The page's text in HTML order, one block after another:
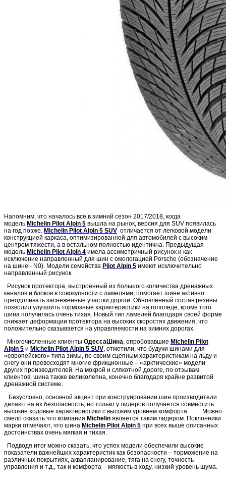
Напомним, что началось все в зимний сезон 2017/2018, когда
модель Michelin Pilot Alpin 5 вышла на рынок, версия для SUV появилась
на год позже. Michelin Pilot Alpin 5 SUV отличается от легковой модели
конструкцией каркаса, оптимизированной для автомобилей с высоким
центром тяжести, а в остальном полностью идентична. Предыдущая
модель Michelin Pilot Alpin 4 имела ассиметричный рисунок и как
исключение направленный для шин с омологацией Porsche (обозначение
на шине - N0). Модели семейства Pilot Alpin 5 имеют исключительно
направленный рисунок.
Рисунок протектора, выстроенный из большого количества дренажных
каналов и блоков в совокупности с ламелями, помогает шине активно
преодолевать заснеженные участки дороги. Обновленный состав резины
позволил улучшить тормозные характеристики на гололеде, кроме того
шина получилась очень тихая. Новый тип ламелей благодаря своей форме
снижает деформации протектора на высоких скоростях движения, что
положительно сказывается на управляемости на зимних дорогах.
Многочисленные клиенты ОдессаШина, опробовавшие Michelin Pilot
Alpin 5 и Michelin Pilot Alpin 5 SUV, отметили, что будучи шинами для
«европейского» типа зимы, по своим сцепным характеристикам на льду и
снегу они превосходят многие фрикционные – «арктические» модели
других производителей. На мокрой и слякотной дороге, по отзывам
клиентов, шина также великолепна, конечно благодаря крайне развитой
дренажной системе.
Безусловно, основной акцент при конструировании шин производители
делают на их безопасность, но только у лидеров получается совместить
высокие ходовые характеристики с высоким уровнем комфорта. Можно
смело сказать что компания Michelin является таким лидером. Поклонники
марки отмечают, что шина Michelin Pilot Alpin 5 при всех выше описанных
достоинствах очень мягкая и тихая.
Подводя итог можно сказать, что успех модели обеспечили высокие
показатели важнейших характеристик как безопасности – торможение на
различных покрытиях, аквапланирование, тяга на снегу, точность
управления и т.д., так и комфорта – мягкость в ходу, низкий уровень шума.